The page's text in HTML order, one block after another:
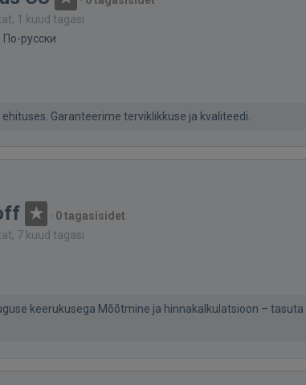
1 kuud tagasi
По-русски
Garanteerime terviklikkuse ja kvaliteedi.
· 0 tagasisidet
7 kuud tagasi
keerukusega Mõõtmine ja hinnakalkulatsioon –